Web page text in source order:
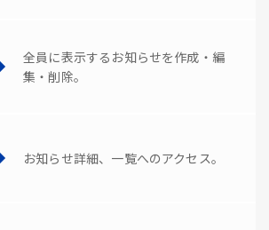
全員に表示するお知らせを作成・編
集・削除。
お知らせ詳細、一覧へのアクセス。